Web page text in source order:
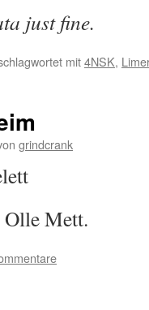
just fine.
mit4NSK,
grindcrank
Mett.